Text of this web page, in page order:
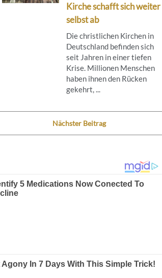
Kirche schafft sich weiter
selbst ab
Die christlichen Kirchen in
Deutschland befinden sich
seit Jahren in einer tiefen
Krise. Millionen Menschen
haben ihnen den Rücken
gekehrt, ...
Nächster Beitrag